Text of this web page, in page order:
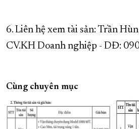
6. Liên hệ xem tài sản: Trần
CV.KH Doanh nghiệp - DĐ:
Cùng chuyên mục